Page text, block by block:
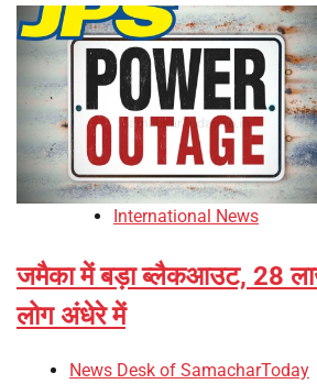
International News
जमैका में बड़ा ब्लैकआउट, 28
लोग अंधेरे में
News Desk of SamacharToday